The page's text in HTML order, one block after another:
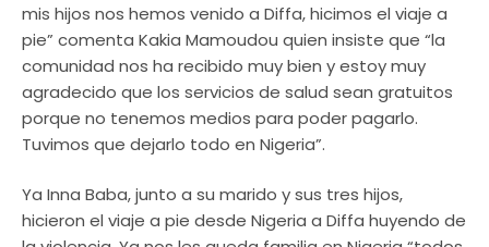
mis hijos nos hemos venido a Diffa, hicimos el viaje a
pie” comenta Kakia Mamoudou quien insiste que “la
comunidad nos ha recibido muy bien y estoy muy
agradecido que los servicios de salud sean gratuitos
porque no tenemos medios para poder pagarlo.
Tuvimos que dejarlo todo en Nigeria”.
Ya Inna Baba, junto a su marido y sus tres hijos,
hicieron el viaje a pie desde Nigeria a Diffa huyendo de